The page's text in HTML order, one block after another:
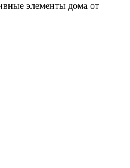
элементы дома от